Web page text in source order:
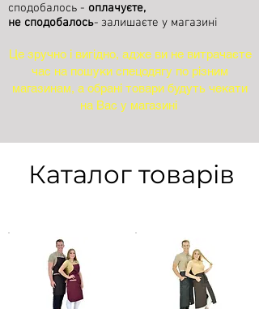
сподобалось - оплачуєте,
не сподобалось- залишаєте у магазині
Це зручно і вигідно, адже ви не витрачаєте
час на пошуки спецодягу по різним
магазинам, а обрані товари будуть чекати
на Вас у магазині
Каталог товарів